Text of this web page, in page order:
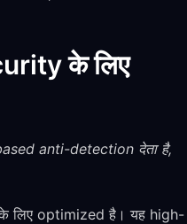
के लिए
anti-detection देता है,
लिए optimized है। यह high-